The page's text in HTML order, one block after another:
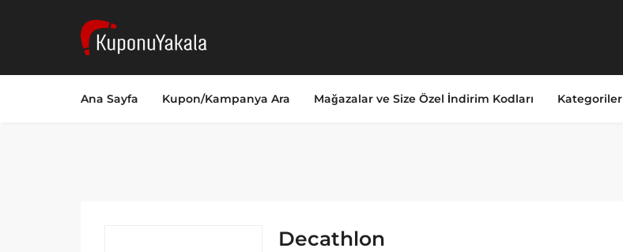
Ana Sayfa Kupon/Kampanya Ara Mağazalar ve Size Özel İndirim Kodları Kategoriler
Decathlon